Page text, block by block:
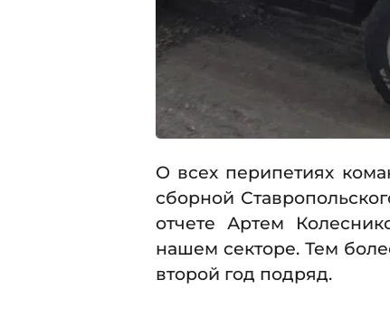
О всех перипетиях
сборной
отчете Артем
нашем секторе. Тем
второй год подряд.